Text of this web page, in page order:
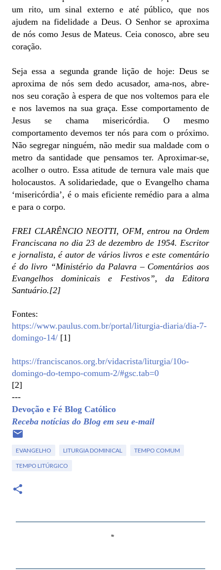
um rito, um sinal externo e até público, que nos
ajudem na fidelidade a Deus. O Senhor se aproxima
de nós como Jesus de Mateus. Ceia conosco, abre seu
coração.
Seja essa a segunda grande lição de hoje: Deus se
aproxima de nós sem dedo acusador, ama-nos, abre-
nos seu coração à espera de que nos voltemos para ele
e nos lavemos na sua graça. Esse comportamento de
Jesus se chama misericórdia. O mesmo
comportamento devemos ter nós para com o próximo.
Não segregar ninguém, não medir sua maldade com o
metro da santidade que pensamos ter. Aproximar-se,
acolher o outro. Essa atitude de ternura vale mais que
holocaustos. A solidariedade, que o Evangelho chama
‘misericórdia’, é o mais eficiente remédio para a alma
e para o corpo.
FREI CLARÊNCIO NEOTTI, OFM, entrou na Ordem
Franciscana no dia 23 de dezembro de 1954. Escritor
e jornalista, é autor de vários livros e este comentário
é do livro “Ministério da Palavra – Comentários aos
Evangelhos dominicais e Festivos”, da Editora
Santuário.[2]
Fontes:
https://www.paulus.com.br/portal/liturgia-diaria/dia-7-
domingo-14/ [1]
https://franciscanos.org.br/vidacrista/liturgia/10o-
domingo-do-tempo-comum-2/#gsc.tab=0
[2]
---
Devoção e Fé Blog Católico
Receba notícias do Blog em seu e-mail
EVANGELHO LITURGIA DOMINICAL TEMPO COMUM
TEMPO LITÚRGICO